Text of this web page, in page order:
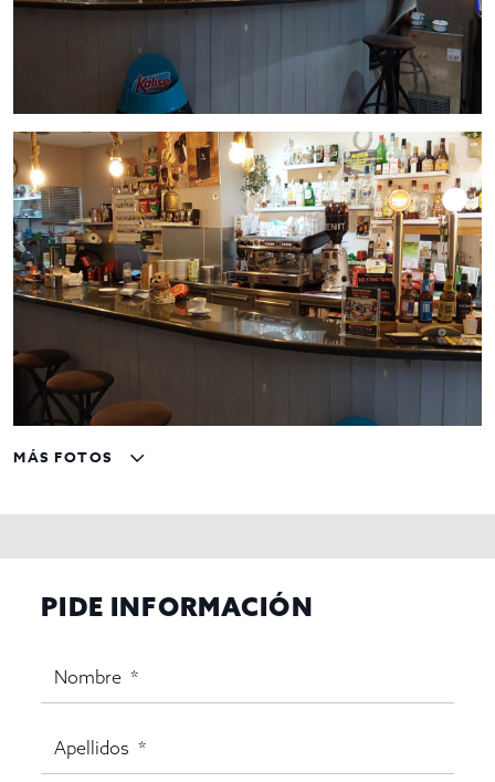
MÁS FOTOS
PIDE INFORMACIÓN